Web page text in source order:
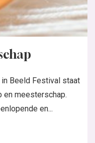
Beeld Festival staat
en meesterschap.
en...